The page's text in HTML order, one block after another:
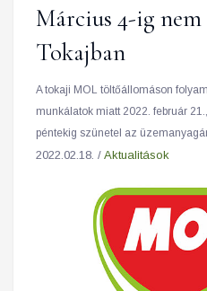
Március 4-ig
Tokajban
A tokaji MOL töltőállomáson
munkálatok miatt 2022. február
péntekig szünetel az
2022.02.18. / Aktualitások